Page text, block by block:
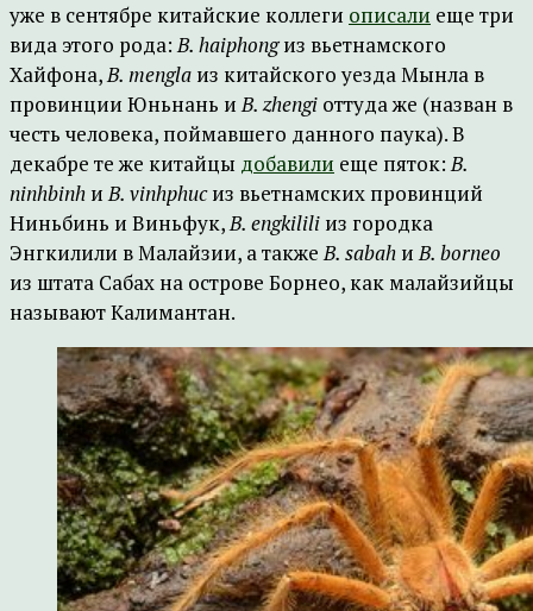
уже в сентябре китайские коллеги описали еще три
вида этого рода:B. haiphongиз вьетнамского
Хайфона,B. mengla из китайского уезда Мынла в
провинции Юньнань иB. zhengi оттуда же (назван в
честь человека, поймавшего данного паука). В
декабре те же китайцы добавили еще пяток:B.
ninhbinh иB. vinhphucиз вьетнамских провинций
Ниньбинь и Виньфук,B. engkilili из городка
Энгкилили в Малайзии, а такжеB. sabah иB. borneo
из штата Сабах на острове Борнео, как малайзийцы
называют Калимантан.